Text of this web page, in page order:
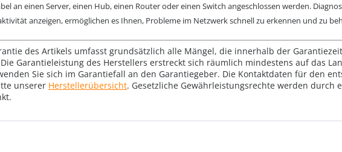
an einen Server, einen Hub, einen Router oder einen Switch angeschlossen werden.
anzeigen, ermöglichen es Ihnen, Probleme im Netzwerk schnell zu erkennen und zu
des Artikels umfasst grundsätzlich alle Mängel, die innerhalb der
Garantieleistung des Herstellers erstreckt sich räumlich mindestens auf das
Sie sich im Garantiefall an den Garantiegeber. Die Kontaktdaten für den
unserer Herstellerübersicht. Gesetzliche Gewährleistungsrechte werden durch